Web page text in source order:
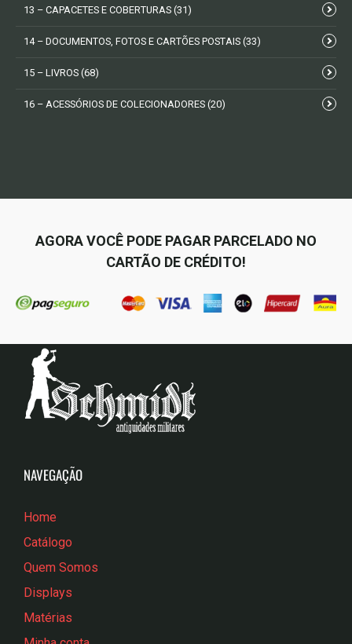
13 – CAPACETES E COBERTURAS (31)
14 – DOCUMENTOS, FOTOS E CARTÕES POSTAIS (33)
15 – LIVROS (68)
16 – ACESSÓRIOS DE COLECIONADORES (20)
AGORA VOCÊ PODE PAGAR PARCELADO NO
CARTÃO DE CRÉDITO!
NAVEGAÇÃO
Home
Catálogo
Quem Somos
Displays
Matérias